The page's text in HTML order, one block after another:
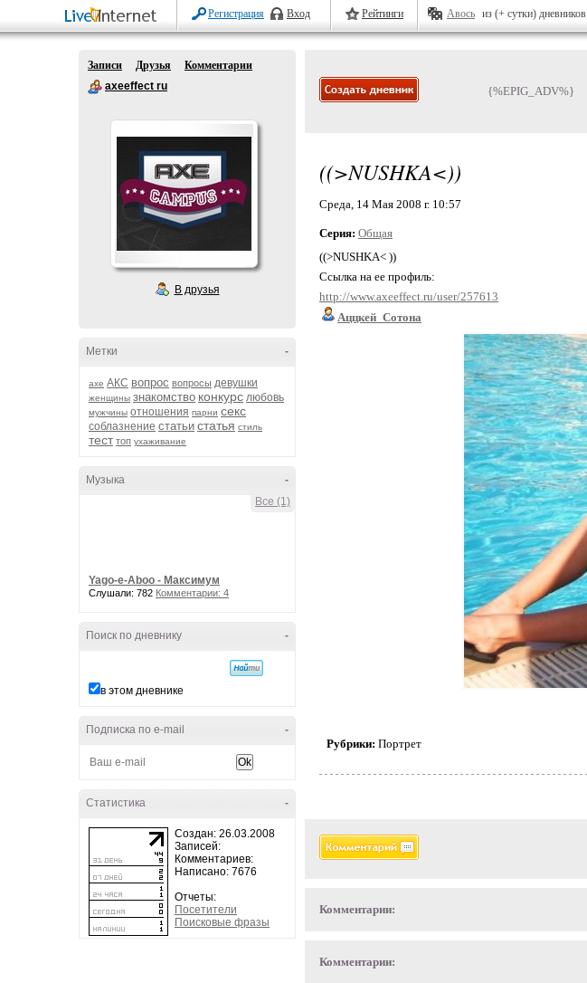
Регистрация Вход Рейтинги Авось из (+ сутки) дневников
Записи Друзья
Комментарии
axeeffect ru
В друзья
-
Метки
axe АКС вопрос вопросы девушки
женщины знакомство конкурс любовь
мужчины отношения парни секс
соблазнение статьи статья стиль
тест топ ухаживание
-
Музыка
Все (1)
Yago-e-Aboo - Максимум
Слушали: 782 Комментарии: 4
-
Поиск по дневнику
в этом дневнике
-
Подписка по e-mail
-
Статистика
Создан: 26.03.2008
Записей:
Комментариев:
Написано: 7676
Отчеты:
Посетители
Поисковые фразы
{%EPIG_ADV%}
((>NUSHKA<))
Среда, 14 Мая 2008 г. 10:57
Серия: Общая
((>NUSHKA< ))
Ссылка на ее профиль:
http://www.axeeffect.ru/user/257613
Аццкей_Сотона
Рубрики: Портрет
Комментарии:
Комментарии: